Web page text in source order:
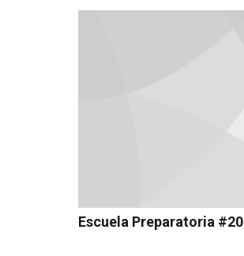
Escuela Preparatoria #20